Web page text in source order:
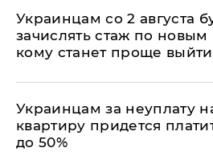
Украинцам со 2 августа
зачислять стаж по
кому станет проще
Украинцам за неуплату
квартиру придется
до 50%